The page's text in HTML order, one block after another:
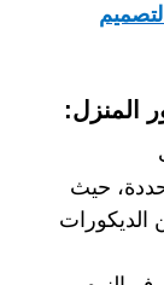
المنزل:
حيث
الديكورات